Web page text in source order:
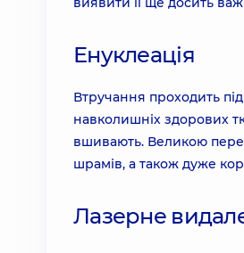
Енуклеація
Втручання проходить
навколишніх здорових
вшивають. Великою
шрамів, а також дуже
Лазерне